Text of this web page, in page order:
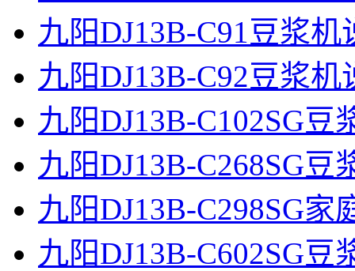
九阳DJ13B-C91豆浆机
九阳DJ13B-C92豆浆机
九阳DJ13B-C102SG豆
九阳DJ13B-C268SG豆
九阳DJ13B-C298SG
九阳DJ13B-C602SG豆